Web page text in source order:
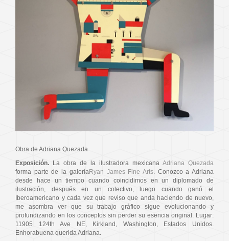
Obra de Adriana Quezada
Exposición. La obra de la ilustradora mexicana Adriana Quezada
forma parte de la galería Ryan James Fine Arts. Conozco a Adriana
desde hace un tiempo cuando coincidimos en un diplomado de
ilustración, después en un colectivo, luego cuando ganó el
Iberoamericano y cada vez que reviso que anda haciendo de nuevo,
me asombra ver que su trabajo gráfico sigue evolucionando y
profundizando en los conceptos sin perder su esencia original. Lugar:
11905 124th Ave NE, Kirkland, Washington, Estados Unidos.
Enhorabuena querida Adriana.